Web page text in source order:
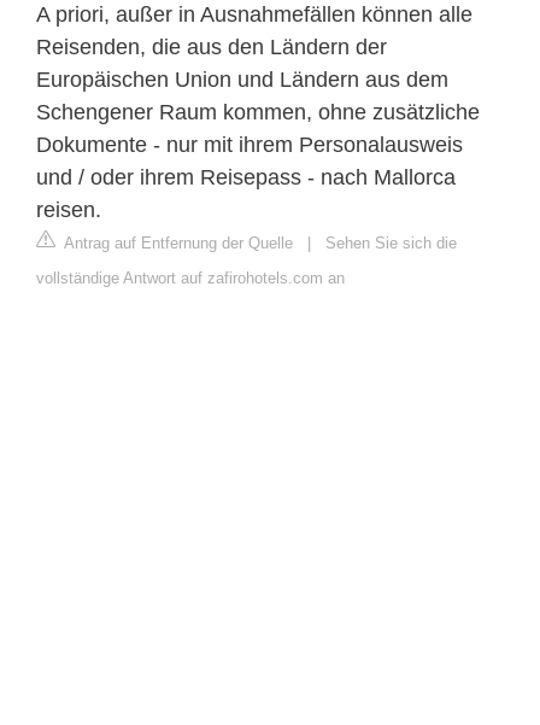
A priori, außer in Ausnahmefällen können alle
Reisenden, die aus den Ländern der
Europäischen Union und Ländern aus dem
Schengener Raum kommen, ohne zusätzliche
Dokumente - nur mit ihrem Personalausweis
und / oder ihrem Reisepass - nach Mallorca
reisen.
Antrag auf Entfernung der Quelle | Sehen Sie sich die
vollständige Antwort auf zafirohotels.com an